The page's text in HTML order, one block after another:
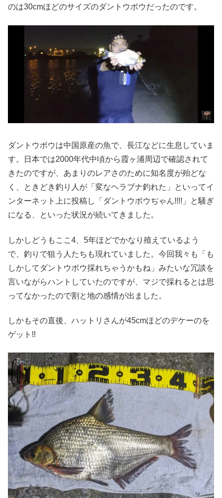
のは30cmほどのサイズのダントウボウだったのです。
ダントウボウは中国原産の魚で、長江などに生息していま
す。日本では2000年代中頃から霞ヶ浦周辺で確認されて
きたのですが、あまりのレアさのために知名度が殆どな
く、ときどき釣り人が「変なヘラブナ釣れた」といってイ
ンターネット上に投稿し「ダントウボウぢゃん!!!!」と騒ぎ
になる、といった状況が続いてきました。
しかしどうもここ4、5年ほどでかなり殖えているよう
で、釣りで狙う人たちも現れていました。今回我々も「も
しかしてダントウボウ採れちゃうかもね」みたいな冗談を
言いながらハントしていたのですが、マジで採れるとは思
ってなかったので割と地の感情が出ました。
しかもその直後、ハットリさんが45cmほどのデケーのを
ゲット!!